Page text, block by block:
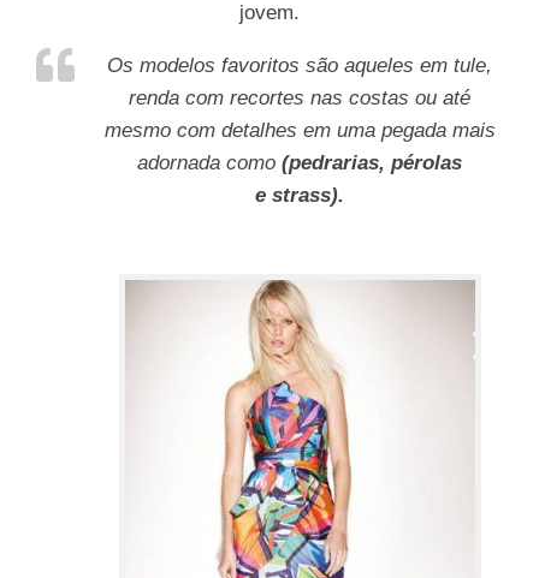
jovem.
Os modelos favoritos são aqueles em tule,
renda com recortes nas costas ou até
mesmo com detalhes em uma pegada mais
adornada como (pedrarias, pérolas
e strass).